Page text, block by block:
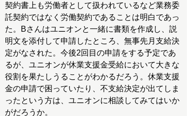
契約書上も労働者として扱われているなど業務委
託契約ではなく労働契約であることは明白であっ
た。Bさんはユニオンと一緒に書類を作成し、説
明文を添付して申請したところ、無事先月支給決
定がなされた。今後2回目の申請をする予定であ
るが、ユニオンが休業支援金受給において大きな
役割を果たしうることがわかるだろう。休業支援
金の申請で困っていたり、不支給決定が出てしま
ったという方は、ユニオンに相談してみてはいか
がだろうか。